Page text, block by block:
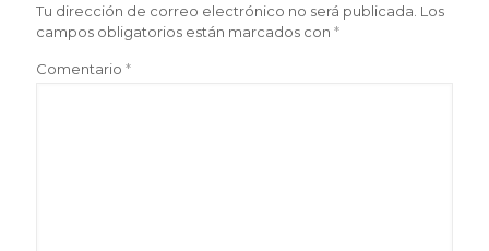
Tu dirección de correo electrónico no será publicada. Los
campos obligatorios están marcados con *
Comentario *